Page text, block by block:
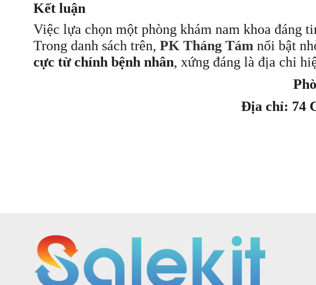
Kết luận
Việc lựa chọn một phòng khám nam khoa đáng
Trong danh sách trên, PK Tháng Tám nổi bật
cực từ chính bệnh nhân, xứng đáng là địa chỉ
Địa chỉ: 74